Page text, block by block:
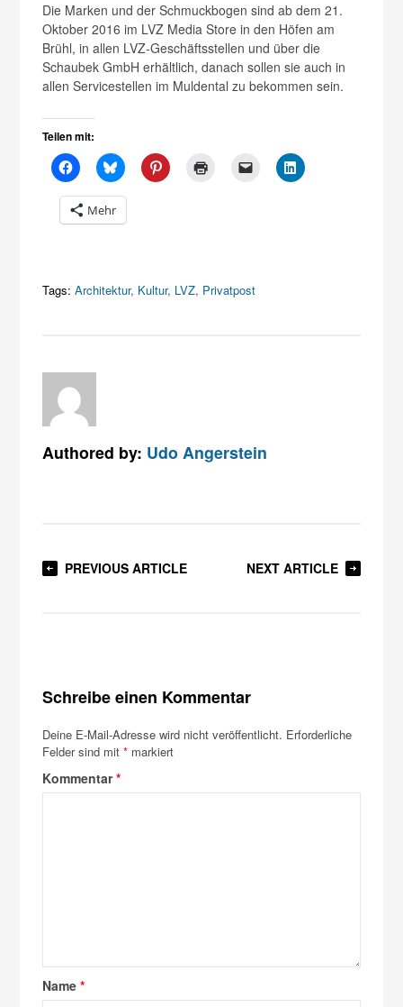
Die Marken und der Schmuckbogen sind ab dem 21.
Oktober 2016 im LVZ Media Store in den Höfen am
Brühl, in allen LVZ-Geschäftsstellen und über die
Schaubek GmbH erhältlich, danach sollen sie auch in
allen Servicestellen im Muldental zu bekommen sein.
Teilen mit:
Mehr
Tags: Architektur, Kultur, LVZ, Privatpost
Authored by: Udo Angerstein
PREVIOUS ARTICLE NEXT ARTICLE
Schreibe einen Kommentar
Deine E-Mail-Adresse wird nicht veröffentlicht. Erforderliche
Felder sind mit* markiert
Kommentar*
Name*